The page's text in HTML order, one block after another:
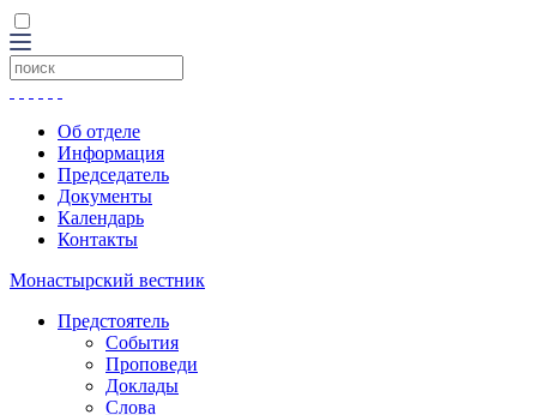
Об отделе
Информация
Председатель
Документы
Календарь
Контакты
Монастырский вестник
Предстоятель
События
Проповеди
Доклады
Слова